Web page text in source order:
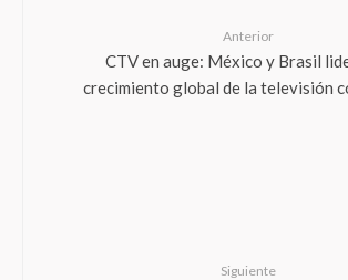
Anterior
CTV en auge: México y Brasil
crecimiento global de la televisión
Siguiente